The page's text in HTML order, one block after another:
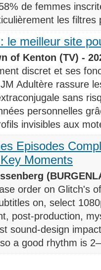
de femmes
les filtres
le meilleur site
of Kenton (TV) -
discret et ses
Adultère rassure
sans
personnelles
invisibles aux
Episodes
Moments
order on Glitch's
on, select
post-production,
sound-design
a good rhythm is